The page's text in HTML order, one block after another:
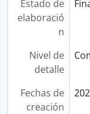
Estado de
elaboració
n
Nivel de
detalle
Fechas de
creación